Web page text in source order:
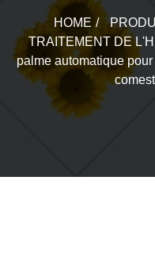
HOME
TRAITEMENT DE
palme automatique